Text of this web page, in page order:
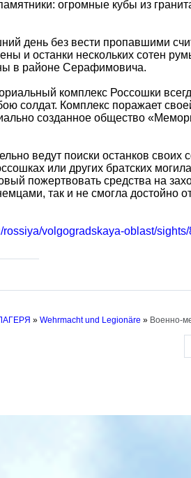
огромные кубы из
день без вести пропавшими
и останки нескольких сотен
в районе Серафимовича.
комплекс Россошки
солдат. Комплекс поражает
созданное общество
ведут поиски останков своих
или других братских
пожертвовать средства на
так и не смогла достойно
rossiya/volgogradskaya-oblast/
» Wehrmacht und Legionäre » Военно-